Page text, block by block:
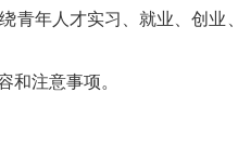
青年人才实习、就业、创业
和注意事项。